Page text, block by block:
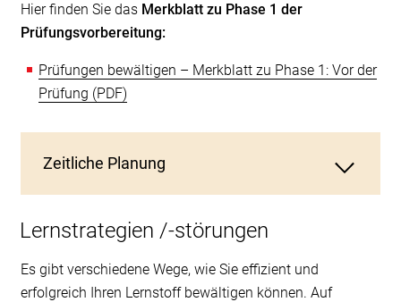
Hier finden Sie das Merkblatt zu Phase 1 der
Prüfungsvorbereitung:
Prüfungen bewältigen – Merkblatt zu Phase 1: Vor der
Prüfung
Zeitliche Planung
Für die zeitliche Planung Ihrer Lernphase
verweisen wir Sie gerne auf eine weitere Webseite
unserer Beratungsstelle. Dort finden Sie sehr
ausführliche Informationen zum Thema «Zeit
Lernstrategien /-störungen
Es gibt verschiedene Wege, wie Sie effizient und
erfolgreich Ihren Lernstoff bewältigen können. Auf